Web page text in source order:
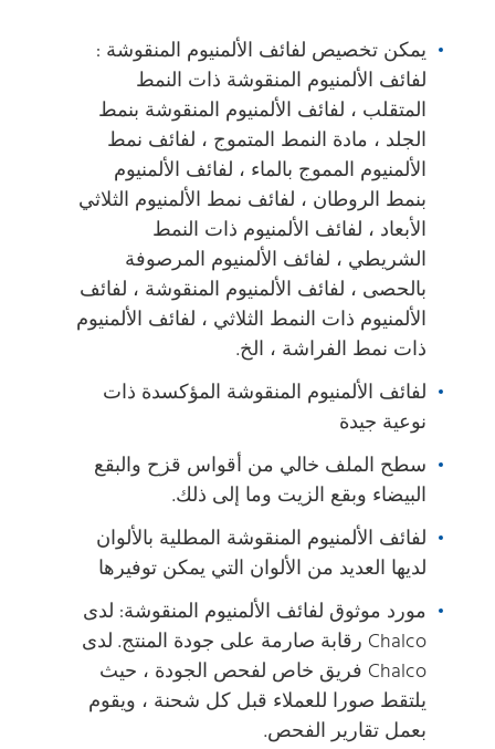
يمكن تخصيص لفائف الألمنيوم المنقوشة :
لفائف الألمنيوم المنقوشة ذات النمط
المتقلب ، لفائف الألمنيوم المنقوشة بنمط
الجلد ، مادة النمط المتموج ، لفائف نمط
الألمنيوم المموج بالماء ، لفائف الألمنيوم
بنمط الروطان ، لفائف نمط الألمنيوم الثلاثي
الأبعاد ، لفائف الألمنيوم ذات النمط
الشريطي ، لفائف الألمنيوم المرصوفة
بالحصى ، لفائف الألمنيوم المنقوشة ، لفائف
الألمنيوم ذات النمط الثلاثي ، لفائف الألمنيوم
ذات نمط الفراشة ، الخ.
لفائف الألمنيوم المنقوشة المؤكسدة ذات
نوعية جيدة
سطح الملف خالي من أقواس قزح والبقع
البيضاء وبقع الزيت وما إلى ذلك.
لفائف الألمنيوم المنقوشة المطلية بالألوان
لديها العديد من الألوان التي يمكن توفيرها
مورد موثوق لفائف الألمنيوم المنقوشة: لدى
Chalco رقابة صارمة على جودة المنتج. لدى
Chalco فريق خاص لفحص الجودة ، حيث
يلتقط صورا للعملاء قبل كل شحنة ، ويقوم
بعمل تقارير الفحص.